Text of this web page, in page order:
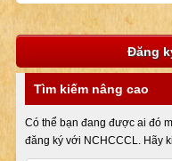
Đăng
Tìm kiếm nâng cao
Có thể bạn đang được ai đó
đăng ký với NCHCCCL. Hãy